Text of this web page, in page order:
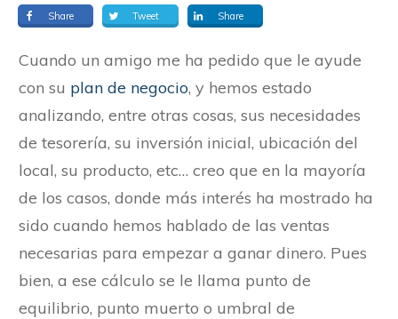
Share Tweet Share
Cuando un amigo me ha pedido que le ayude
con su plan de negocio, y hemos estado
analizando, entre otras cosas, sus necesidades
de tesorería, su inversión inicial, ubicación del
local, su producto, etc… creo que en la mayoría
de los casos, donde más interés ha mostrado ha
sido cuando hemos hablado de las ventas
necesarias para empezar a ganar dinero. Pues
bien, a ese cálculo se le llama punto de
equilibrio, punto muerto o umbral de